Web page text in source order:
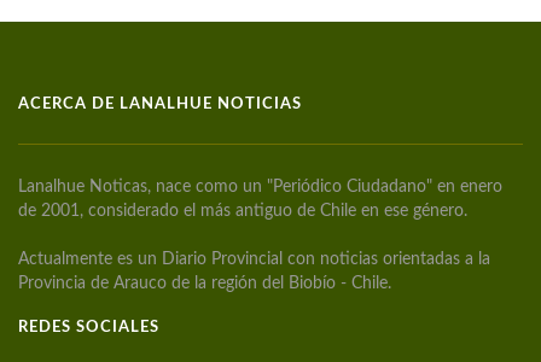
ACERCA DE LANALHUE NOTICIAS
Lanalhue Noticas, nace como un "Periódico Ciudadano" en enero
de 2001, considerado el más antiguo de Chile en ese género.
Actualmente es un Diario Provincial con noticias orientadas a la
Provincia de Arauco de la región del Biobío - Chile.
REDES SOCIALES